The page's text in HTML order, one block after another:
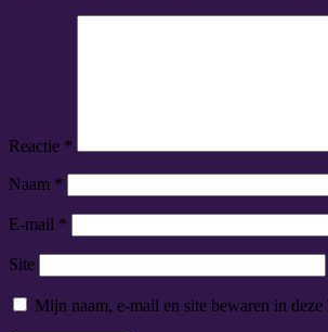
Reactie *
Naam *
E-mail *
Site
Mijn naam, e-mail en site bewaren in